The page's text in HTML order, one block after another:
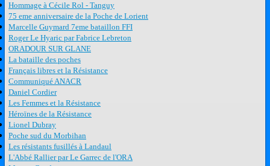
Hommage à Cécile Rol - Tanguy
75 eme anniversaire de la Poche de Lorient
Marcelle Guymard 7eme bataillon FFI
Roger Le Hyaric par Fabrice Lebreton
ORADOUR SUR GLANE
La bataille des poches
Français libres et la Résistance
Communiqué ANACR
Daniel Cordier
Les Femmes et la Résistance
Héroïnes de la Résistance
Lionel Dubray
Poche sud du Morbihan
Les résistants fusillés à Landaul
L'Abbé Rallier par Le Garrec de l'ORA